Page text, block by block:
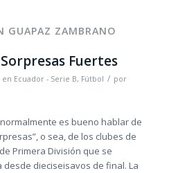
GUAPAZ ZAMBRANO
Fuertes
en Ecuador - Serie B, Fútbol / por
es bueno hablar de
o sea, de los clubes de
Primera División que se
dieciseisavos de final. La